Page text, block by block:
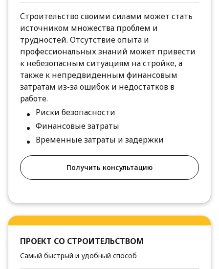
Строительство своими силами может стать
источником множества проблем и
трудностей. Отсутствие опыта и
профессиональных знаний может привести
к небезопасным ситуациям на стройке, а
также к непредвиденным финансовым
затратам из-за ошибок и недостатков в
работе.
Риски безопасности
Финансовые затраты
Временные затраты и задержки
Получить консультацию
ПРОЕКТ СО СТРОИТЕЛЬСТВОМ
Самый быстрый и удобный способ